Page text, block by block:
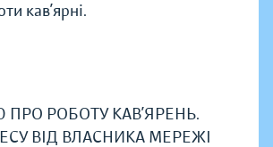
кав’ярні.
РОБОТУ КАВ’ЯРЕНЬ.
ВІД ВЛАСНИКА МЕРЕЖІ